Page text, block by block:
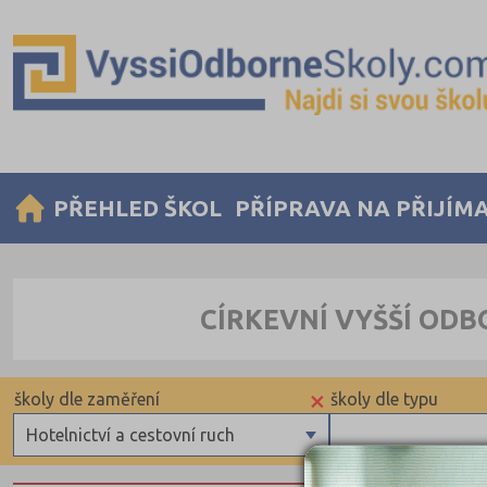
PŘEHLED ŠKOL PŘÍPRAVA NA
CÍRKEVNÍ VYŠŠÍ
školy dle typu
×
Hotelnictví a cestovní ruch
školy dle zaměření